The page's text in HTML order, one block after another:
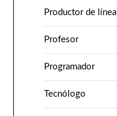
Productor de línea
Profesor
Programador
Tecnólogo